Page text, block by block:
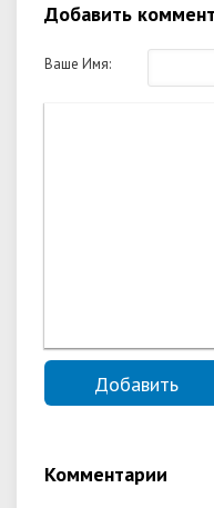
Добавить
Ваше Имя:
Комментарии